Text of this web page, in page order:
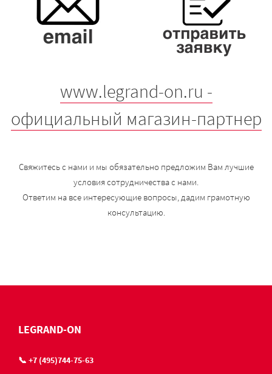
www.legrand-on.ru -
официальный магазин-партнер
Свяжитесь с нами и мы обязательно предложим Вам лучшие
условия сотрудничества с нами.
Ответим на все интересующие вопросы, дадим грамотную
консультацию.
LEGRAND-ON
📞 +7 (495)744-75-63